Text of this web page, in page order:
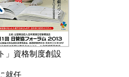
」資格制度創設
就任